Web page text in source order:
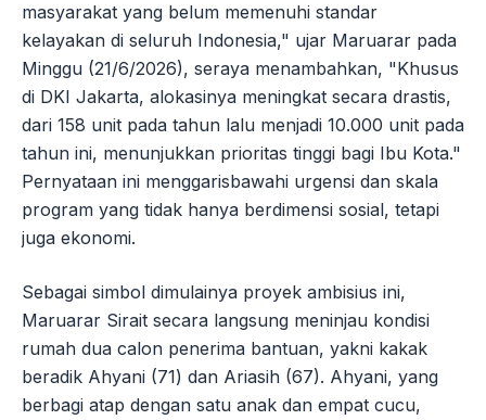
masyarakat yang belum memenuhi standar
kelayakan di seluruh Indonesia," ujar Maruarar pada
Minggu (21/6/2026), seraya menambahkan, "Khusus
di DKI Jakarta, alokasinya meningkat secara drastis,
dari 158 unit pada tahun lalu menjadi 10.000 unit pada
tahun ini, menunjukkan prioritas tinggi bagi Ibu Kota."
Pernyataan ini menggarisbawahi urgensi dan skala
program yang tidak hanya berdimensi sosial, tetapi
juga ekonomi.
Sebagai simbol dimulainya proyek ambisius ini,
Maruarar Sirait secara langsung meninjau kondisi
rumah dua calon penerima bantuan, yakni kakak
beradik Ahyani (71) dan Ariasih (67). Ahyani, yang
berbagi atap dengan satu anak dan empat cucu,